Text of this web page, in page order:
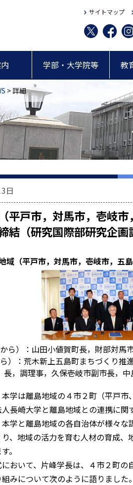
サイトマップ
学部・大学院等 教
> 詳細
日
平戸市，対馬市，壱岐
結（研究国際部研究企画
域（平戸市，対馬市，壱岐市，五
ら）：山田小値賀町長，財部対馬
）：荒木新上五島町まちづくり推
長，調理事，久保壱岐市副市長，
本学は離島地域の４市２町（平戸
人長崎大学と離島地域との連携に関
学と離島地域の各自治体が様々
、地域の活力を育む人材の育成
。
おいて、片峰学長は、４市２町
みについて次のように語りました。